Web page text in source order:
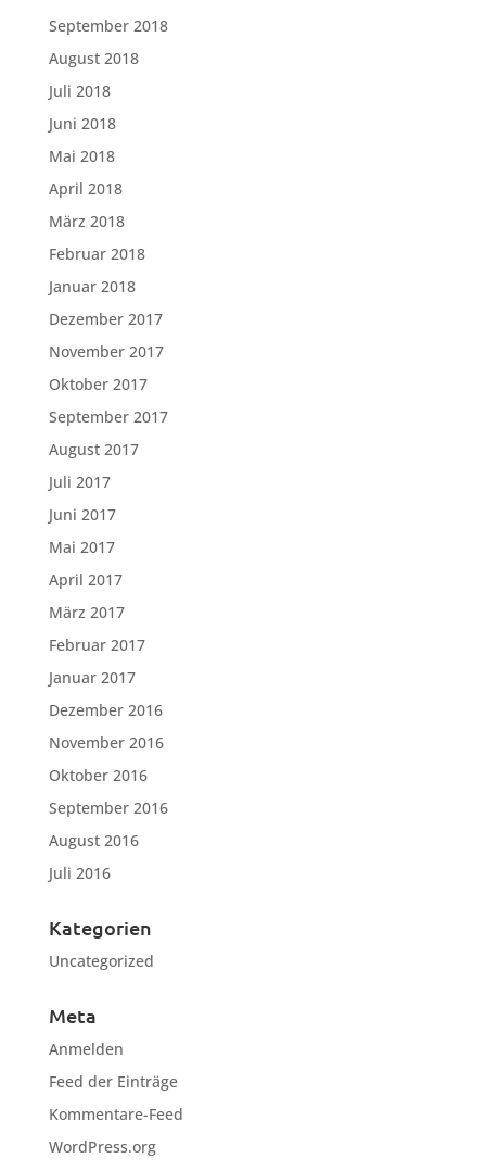
September 2018
August 2018
Juli 2018
Juni 2018
Mai 2018
April 2018
März 2018
Februar 2018
Januar 2018
Dezember 2017
November 2017
Oktober 2017
September 2017
August 2017
Juli 2017
Juni 2017
Mai 2017
April 2017
März 2017
Februar 2017
Januar 2017
Dezember 2016
November 2016
Oktober 2016
September 2016
August 2016
Juli 2016
Kategorien
Uncategorized
Meta
Anmelden
Feed der Einträge
Kommentare-Feed
WordPress.org